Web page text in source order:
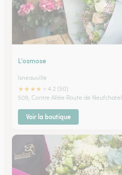
L’osmose
Isneauville
★★★★
4.2 (50)
509, Contre Allée Route de Neufchatel
Voir la boutique